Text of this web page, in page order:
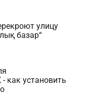
улицу
базар“
как установить